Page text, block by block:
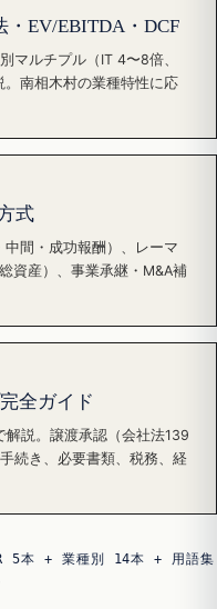
EV/EBITDA・DCF
マルチプル（IT 4〜8倍、
南相木村の業種特性に応
式
間・成功報酬）、レーマ
資産）、事業承継・M&A補
全ガイド
解説。譲渡承認（会社法139
続き、必要書類、税務、経
5本 + 業種別 14本 + 用語集